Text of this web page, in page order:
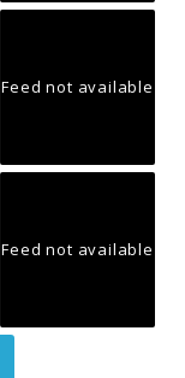
Feed not available
Feed not available